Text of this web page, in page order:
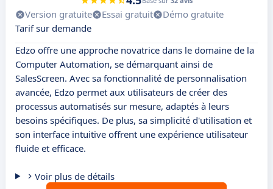
Version gratuite Essai gratuit
Démo gratuite
Tarif sur demande
Edzo offre une approche novatrice dans le domaine de la
Computer Automation, se démarquant ainsi de
SalesScreen. Avec sa fonctionnalité de personnalisation
avancée, Edzo permet aux utilisateurs de créer des
processus automatisés sur mesure, adaptés à leurs
besoins spécifiques. De plus, sa simplicité d'utilisation et
son interface intuitive offrent une expérience utilisateur
fluide et efficace.
Voir plus de détails